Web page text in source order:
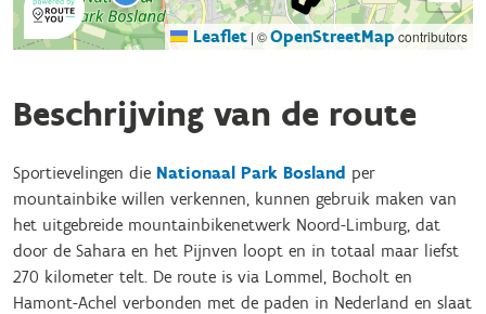
Leaflet | ©OpenStreetMap contributors
Beschrijving van de route
Sportievelingen die Nationaal Park Bosland per
mountainbike willen verkennen, kunnen gebruik maken van
het uitgebreide mountainbikenetwerk Noord-Limburg, dat
door de Sahara en het Pijnven loopt en in totaal maar liefst
270 kilometer telt. De route is via Lommel, Bocholt en
Hamont-Achel verbonden met de paden in Nederland en slaat